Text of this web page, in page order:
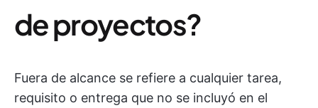
de proyectos?
Fuera de alcance se refiere a cualquier tarea,
requisito o entrega que no se incluyó en el